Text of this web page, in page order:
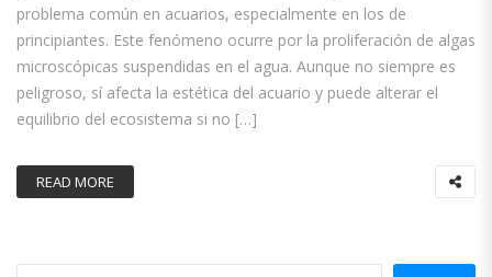
problema común en acuarios, especialmente en los de
principiantes. Este fenómeno ocurre por la proliferación de algas
microscópicas suspendidas en el agua. Aunque no siempre es
peligroso, sí afecta la estética del acuario y puede alterar el
equilibrio del ecosistema si no […]
READ MORE